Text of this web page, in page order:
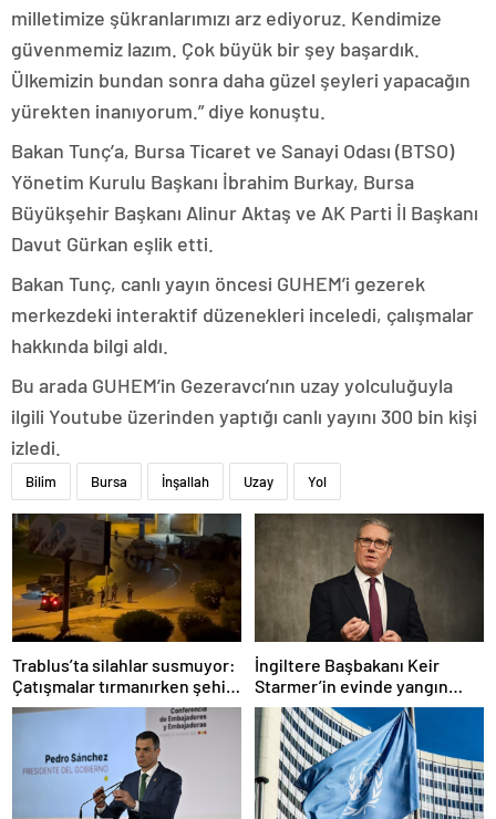
milletimize şükranlarımızı arz ediyoruz. Kendimize
güvenmemiz lazım. Çok büyük bir şey başardık.
Ülkemizin bundan sonra daha güzel şeyleri yapacağın
yürekten inanıyorum.” diye konuştu.
Bakan Tunç’a, Bursa Ticaret ve Sanayi Odası (BTSO)
Yönetim Kurulu Başkanı İbrahim Burkay, Bursa
Büyükşehir Başkanı Alinur Aktaş ve AK Parti İl Başkanı
Davut Gürkan eşlik etti.
Bakan Tunç, canlı yayın öncesi GUHEM’i gezerek
merkezdeki interaktif düzenekleri inceledi, çalışmalar
hakkında bilgi aldı.
Bu arada GUHEM’in Gezeravcı’nın uzay yolculuğuyla
ilgili Youtube üzerinden yaptığı canlı yayını 300 bin kişi
izledi.
Bilim Bursa İnşallah Uzay Yol
Trablus’ta silahlar susmuyor:
Çatışmalar tırmanırken şehir
alarmda
İngiltere Başbakanı Keir
Starmer’in evinde yangın
çıktı